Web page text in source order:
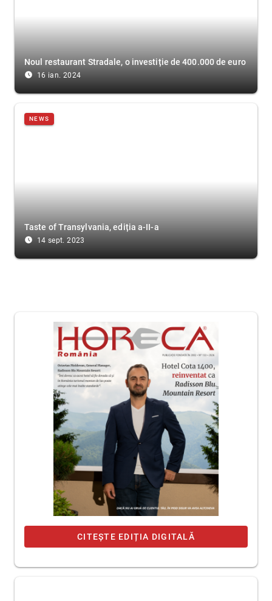
Noul restaurant Stradale, o investiție de 400.000 de euro
access_time_filled 16 ian. 2024
NEWS
Taste of Transylvania, ediția a-II-a
access_time_filled 14 sept. 2023
CITEȘTE EDIȚIA DIGITALĂ